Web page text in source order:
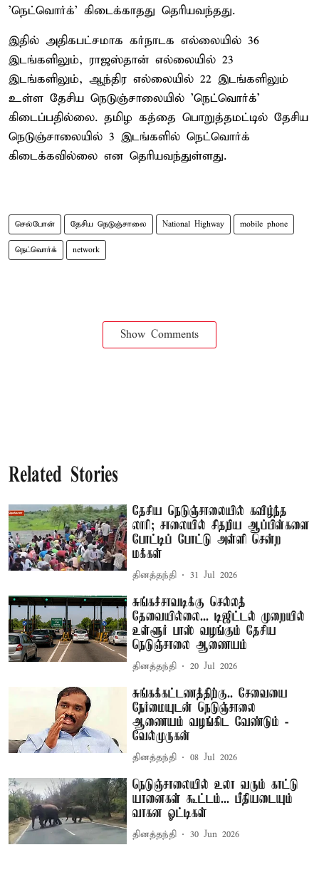
'நெட்வொர்க்' கிடைக்காதது தெரியவந்தது.
இதில் அதிகபட்சமாக கர்நாடக எல்லையில் 36
இடங்களிலும், ராஜஸ்தான் எல்லையில் 23
இடங்களிலும், ஆந்திர எல்லையில் 22 இடங்களிலும்
உள்ள தேசிய நெடுஞ்சாலையில் 'நெட்வொர்க்'
கிடைப்பதில்லை. தமிழ கத்தை பொறுத்தமட்டில் தேசிய
நெடுஞ்சாலையில் 3 இடங்களில் நெட்வொர்க்
கிடைக்கவில்லை என தெரியவந்துள்ளது.
செல்போன் தேசிய நெடுஞ்சாலை National Highway mobile phone
நெட்வொர்க் network
Show Comments
Related Stories
தேசிய நெடுஞ்சாலையில் கவிழ்ந்த
லாரி; சாலையில் சிதறிய ஆப்பிள்களை
போட்டிப் போட்டு அள்ளி சென்ற
மக்கள்
தினத்தந்தி 31 Jul 2026
சுங்கச்சாவடிக்கு செல்லத்
தேவையில்லை... டிஜிட்டல் முறையில்
உள்ளூர் பாஸ் வழங்கும் தேசிய
நெடுஞ்சாலை ஆணையம்
தினத்தந்தி 20 Jul 2026
சுங்கக்கட்டணத்திற்கு.. சேவையை
நேர்மையுடன் நெடுஞ்சாலை
ஆணையம் வழங்கிட வேண்டும் -
வேல்முருகன்
தினத்தந்தி 08 Jul 2026
நெடுஞ்சாலையில் உலா வரும் காட்டு
யானைகள் கூட்டம்... பீதியடையும்
வாகன ஓட்டிகள்
தினத்தந்தி 30 Jun 2026